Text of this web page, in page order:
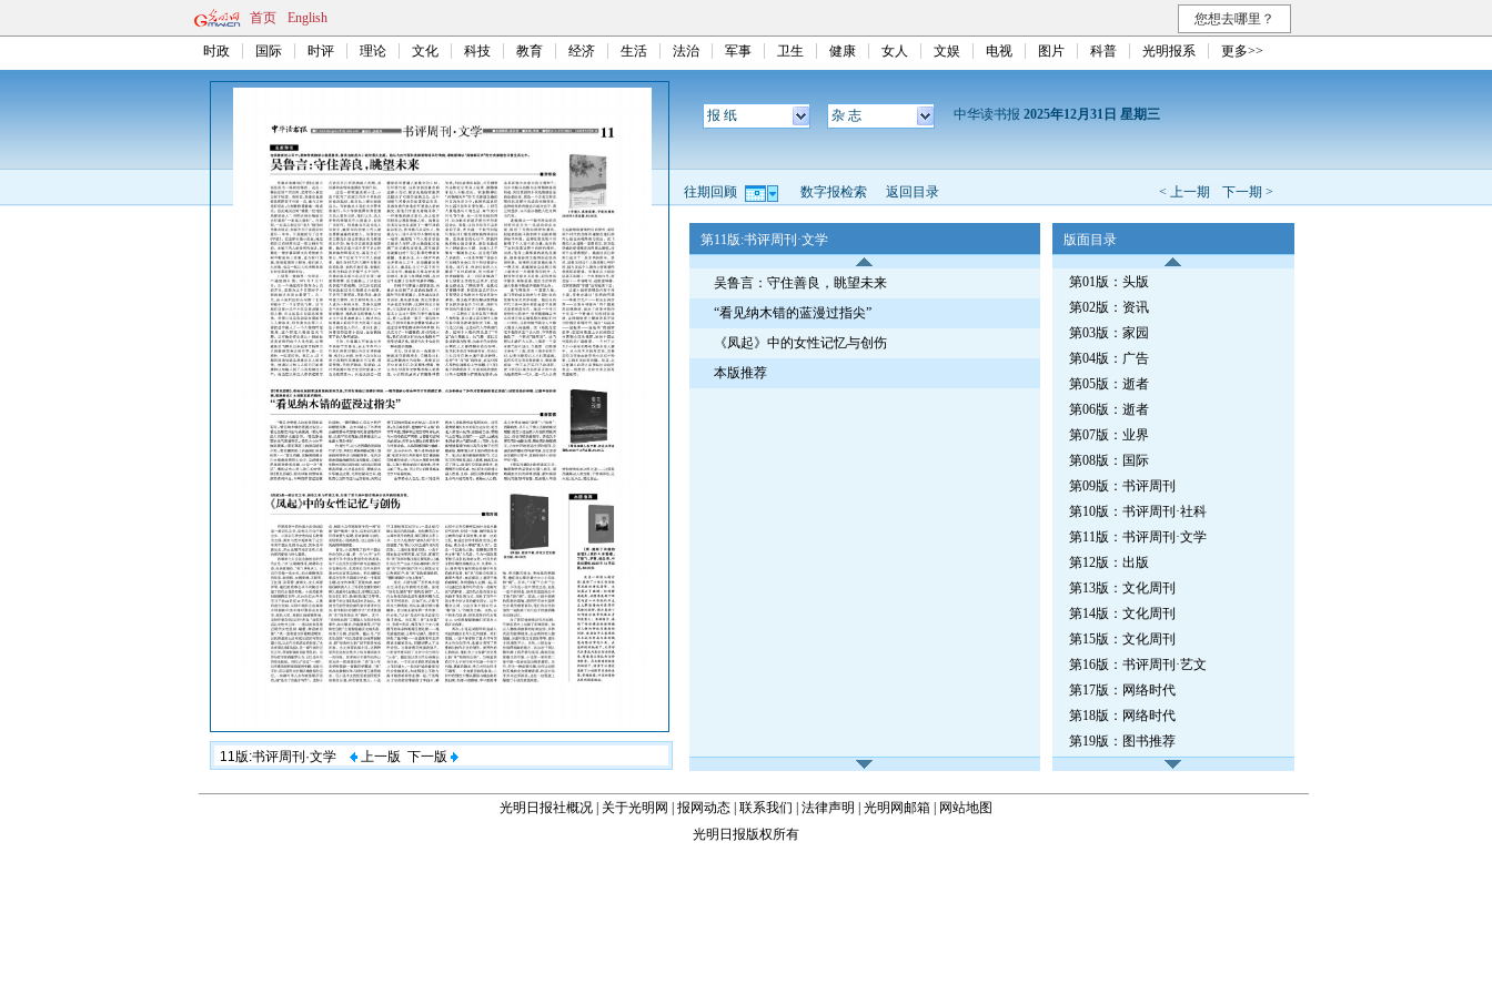
首页 English 您想去哪里？
时政 国际 时评 理论 文化 科技 教育 经济 生活 法治 军事 卫生 健康 女人 文娱 电视 图片 科普 光明报系 更多>>
11版:书评周刊·文学 上一版 下一版
报 纸 杂 志 中华读书报 2025年12月31日 星期三
< 上一期 下一期 >
往期回顾 数字报检索 返回目录
第11版:书评周刊·文学
吴鲁言：守住善良，眺望未来
“看见纳木错的蓝漫过指尖”
《凤起》中的女性记忆与创伤
本版推荐
版面目录
第01版：头版
第02版：资讯
第03版：家园
第04版：广告
第05版：逝者
第06版：逝者
第07版：业界
第08版：国际
第09版：书评周刊
第10版：书评周刊·社科
第11版：书评周刊·文学
第12版：出版
第13版：文化周刊
第14版：文化周刊
第15版：文化周刊
第16版：书评周刊·艺文
第17版：网络时代
第18版：网络时代
第19版：图书推荐
光明日报社概况 关于光明网 报网动态 联系我们 法律声明 光明网邮箱
网站地图
光明日报版权所有